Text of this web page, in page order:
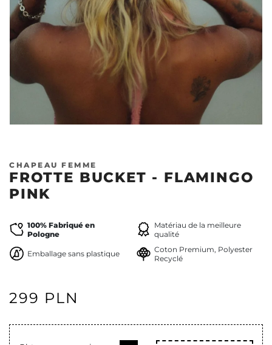
CHAPEAU FEMME
FROTTE BUCKET - FLAMINGO
PINK
100% Fabriqué en
Pologne
Matériau de la meilleure
qualité
Emballage sans plastique
Coton Premium, Polyester
Recyclé
299 PLN